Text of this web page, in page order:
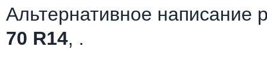
Альтернативное написание
70 R14, .